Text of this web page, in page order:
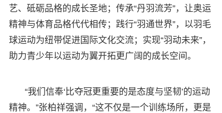
艺、砥砺品格的成长圣地；传承“丹羽流芳”，让奥运
精神与体育品格代代相传；践行“羽通世界”，以羽毛
球运动为纽带促进国际文化交流；实现“羽动未来”，
助力青少年以运动为翼开拓更广阔的成长空间。
“我们信奉‘比夺冠更重要的是态度与坚韧’的运动
精神。”张柏祥强调，“这不仅是一个训练场所，更是